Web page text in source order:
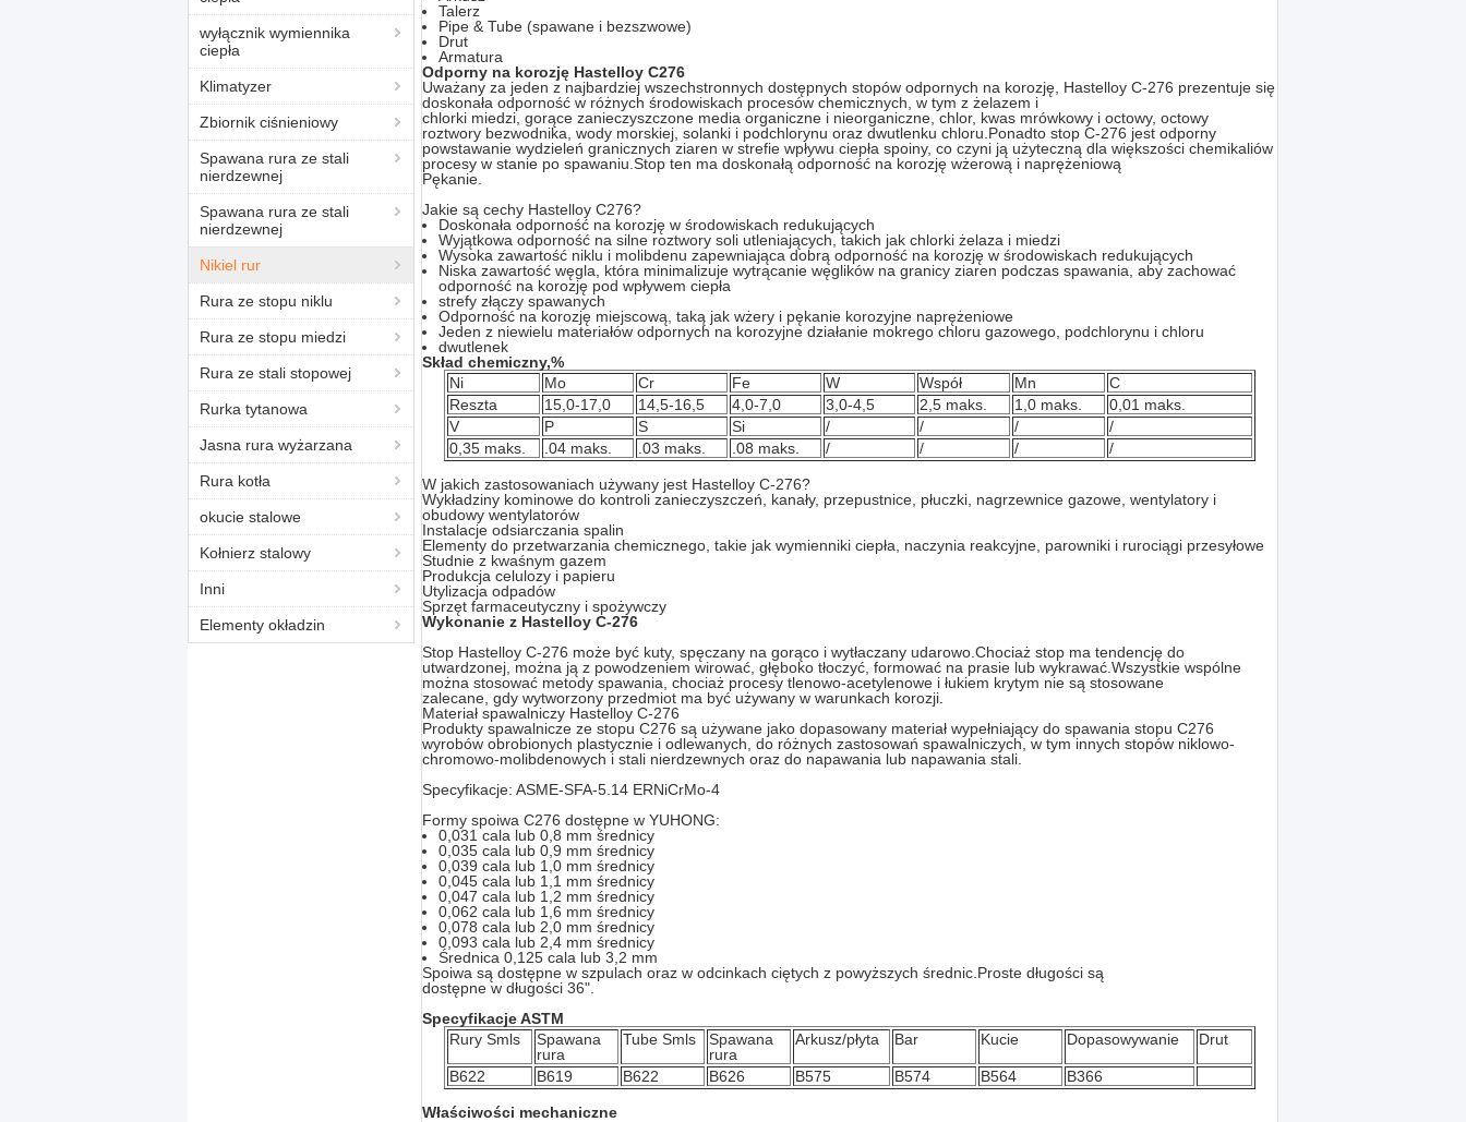
wyłącznik wymiennika
ciepła
Klimatyzer
Zbiornik ciśnieniowy
Spawana rura ze stali
nierdzewnej
Spawana rura ze stali
nierdzewnej
Nikiel rur
Rura ze stopu niklu
Rura ze stopu miedzi
Rura ze stali stopowej
Rurka tytanowa
Jasna rura wyżarzana
Rura kotła
okucie stalowe
Kołnierz stalowy
Inni
Elementy okładzin
Talerz
Pipe & Tube (spawane i bezszwowe)
Drut
Armatura
Odporny na korozję Hastelloy C276
Uważany za jeden z najbardziej wszechstronnych dostępnych stopów odpornych na korozję, Hastelloy C-276 prezentuje się
doskonała odporność w różnych środowiskach procesów chemicznych, w tym z żelazem i
chlorki miedzi, gorące zanieczyszczone media organiczne i nieorganiczne, chlor, kwas mrówkowy i octowy, octowy
roztwory bezwodnika, wody morskiej, solanki i podchlorynu oraz dwutlenku chloru.Ponadto stop C-276 jest odporny
powstawanie wydzieleń granicznych ziaren w strefie wpływu ciepła spoiny, co czyni ją użyteczną dla większości chemikaliów
procesy w stanie po spawaniu.Stop ten ma doskonałą odporność na korozję wżerową i naprężeniową
Pękanie.
Jakie są cechy Hastelloy C276?
Doskonała odporność na korozję w środowiskach redukujących
Wyjątkowa odporność na silne roztwory soli utleniających, takich jak chlorki żelaza i miedzi
Wysoka zawartość niklu i molibdenu zapewniająca dobrą odporność na korozję w środowiskach redukujących
Niska zawartość węgla, która minimalizuje wytrącanie węglików na granicy ziaren podczas spawania, aby zachować
odporność na korozję pod wpływem ciepła
strefy złączy spawanych
Odporność na korozję miejscową, taką jak wżery i pękanie korozyjne naprężeniowe
Jeden z niewielu materiałów odpornych na korozyjne działanie mokrego chloru gazowego, podchlorynu i chloru
dwutlenek
Skład chemiczny,%
Ni
Mo Cr Fe W Współ Mn
C
Reszta
15,0-17,0 14,5-16,5 4,0-7,0 3,0-4,5 2,5 maks. 1,0 maks.
0,01 maks.
V
P S Si / / /
/
0,35 maks.
.04 maks. .03 maks. .08 maks. / / / /
W jakich zastosowaniach używany jest Hastelloy C-276?
Wykładziny kominowe do kontroli zanieczyszczeń, kanały, przepustnice, płuczki, nagrzewnice gazowe, wentylatory i
obudowy wentylatorów
Instalacje odsiarczania spalin
Elementy do przetwarzania chemicznego, takie jak wymienniki ciepła, naczynia reakcyjne, parowniki i rurociągi przesyłowe
Studnie z kwaśnym gazem
Produkcja celulozy i papieru
Utylizacja odpadów
Sprzęt farmaceutyczny i spożywczy
Wykonanie z Hastelloy C-276
Stop Hastelloy C-276 może być kuty, spęczany na gorąco i wytłaczany udarowo.Chociaż stop ma tendencję do
utwardzonej, można ją z powodzeniem wirować, głęboko tłoczyć, formować na prasie lub wykrawać.Wszystkie wspólne
można stosować metody spawania, chociaż procesy tlenowo-acetylenowe i łukiem krytym nie są stosowane
zalecane, gdy wytworzony przedmiot ma być używany w warunkach korozji.
Materiał spawalniczy Hastelloy C-276
Produkty spawalnicze ze stopu C276 są używane jako dopasowany materiał wypełniający do spawania stopu C276
wyrobów obrobionych plastycznie i odlewanych, do różnych zastosowań spawalniczych, w tym innych stopów niklowo-
chromowo-molibdenowych i stali nierdzewnych oraz do napawania lub napawania stali.
Specyfikacje: ASME-SFA-5.14 ERNiCrMo-4
Formy spoiwa C276 dostępne w YUHONG:
0,031 cala lub 0,8 mm średnicy
0,035 cala lub 0,9 mm średnicy
0,039 cala lub 1,0 mm średnicy
0,045 cala lub 1,1 mm średnicy
0,047 cala lub 1,2 mm średnicy
0,062 cala lub 1,6 mm średnicy
0,078 cala lub 2,0 mm średnicy
0,093 cala lub 2,4 mm średnicy
Średnica 0,125 cala lub 3,2 mm
Spoiwa są dostępne w szpulach oraz w odcinkach ciętych z powyższych średnic.Proste długości są
dostępne w długości 36".
Specyfikacje ASTM
Rury Smls
Spawana
rura
Tube Smls
Spawana
rura
Arkusz/płyta Bar Kucie Dopasowywanie Drut
B622 B619 B622 B626 B575 B574 B564 B366
Właściwości mechaniczne